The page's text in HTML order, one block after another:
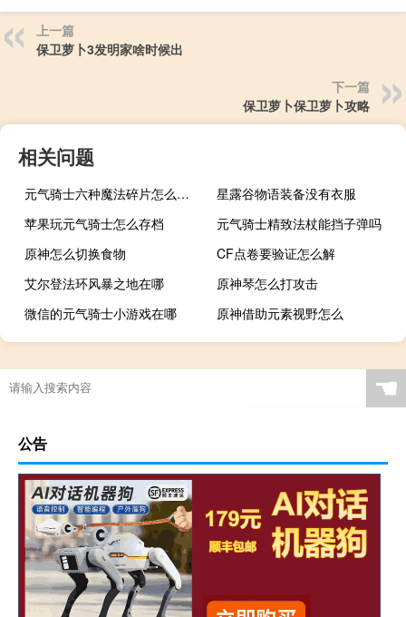
上一篇
保卫萝卜3发明家啥时候出
下一篇
保卫萝卜保卫萝卜攻略
相关问题
元气骑士六种魔法碎片怎么获得
星露谷物语装备没有衣服
苹果玩元气骑士怎么存档
元气骑士精致法杖能挡子弹吗
原神怎么切换食物
CF点卷要验证怎么解
艾尔登法环风暴之地在哪
原神琴怎么打攻击
微信的元气骑士小游戏在哪
原神借助元素视野怎么
☚
公告